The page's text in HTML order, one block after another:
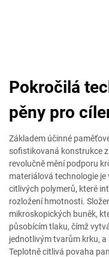
Pokročilá
pěny pro
Základem účinné
sofistikovaná konstrukce
revolučně mění podporu
materiálová technologie
citlivých polymerů, které
rozložení hmotnosti.
mikroskopických buněk,
působícím tlaku, čímž
jednotlivým tvarům krku,
Teplotně citlivá povaha